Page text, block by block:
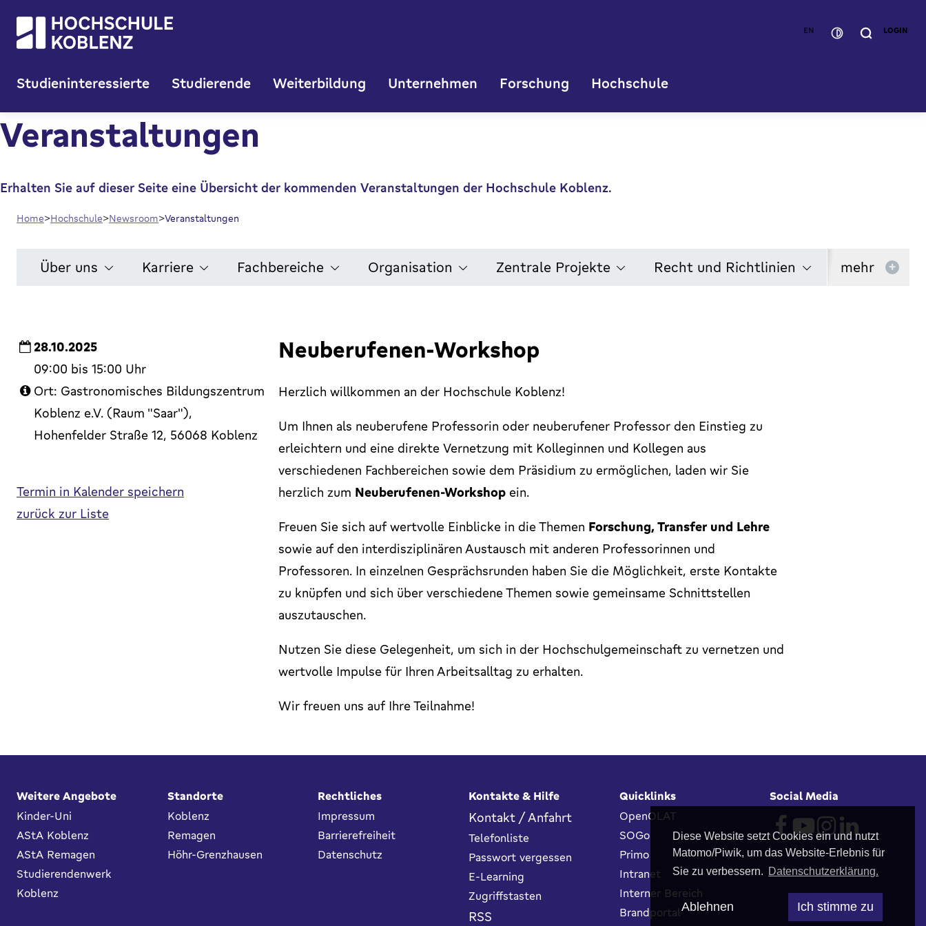
Diese Website setzt Cookies ein und nutzt
Matomo/Piwik, um das Website-Erlebnis für
Sie zu verbessern. Datenschutzerklärung.
Ablehnen Ich stimme zu
EN LOGIN
Studieninteressierte Studierende Weiterbildung Unternehmen Forschung Hochschule
Veranstaltungen
Erhalten Sie auf dieser Seite eine Übersicht der kommenden Veranstaltungen der Hochschule Koblenz.
Home Hochschule Newsroom Veranstaltungen
Über uns Karriere Fachbereiche Organisation Zentrale Projekte Recht und Richtlinien mehr +
28.10.2025
09:00 bis 15:00 Uhr
Ort: Gastronomisches Bildungszentrum
Koblenz e.V. (Raum "Saar"),
Hohenfelder Straße 12, 56068 Koblenz
Termin in Kalender speichern
zurück zur Liste
Neuberufenen-Workshop
Herzlich willkommen an der Hochschule Koblenz!
Um Ihnen als neuberufene Professorin oder neuberufener Professor den Einstieg zu
erleichtern und eine direkte Vernetzung mit Kolleginnen und Kollegen aus
verschiedenen Fachbereichen sowie dem Präsidium zu ermöglichen, laden wir Sie
herzlich zum Neuberufenen-Workshop ein.
Freuen Sie sich auf wertvolle Einblicke in die Themen Forschung, Transfer und Lehre
sowie auf den interdisziplinären Austausch mit anderen Professorinnen und
Professoren. In einzelnen Gesprächsrunden haben Sie die Möglichkeit, erste Kontakte
zu knüpfen und sich über verschiedene Themen sowie gemeinsame Schnittstellen
auszutauschen.
Nutzen Sie diese Gelegenheit, um sich in der Hochschulgemeinschaft zu vernetzen und
wertvolle Impulse für Ihren Arbeitsalltag zu erhalten.
Wir freuen uns auf Ihre Teilnahme!
Fußbereich
Weitere Angebote
Kinder-Uni
AStA Koblenz
AStA Remagen
Studierendenwerk
Koblenz
Standorte
Koblenz
Remagen
Höhr-Grenzhausen
Rechtliches
Impressum
Barrierefreiheit
Datenschutz
Kontakte & Hilfe
Kontakt / Anfahrt
Telefonliste
Passwort vergessen
E-Learning
Zugriffstasten
RSS
Quicklinks
OpenOLAT
SOGo
Primo
Intranet
Interner Bereich
Brandportal
Social Media